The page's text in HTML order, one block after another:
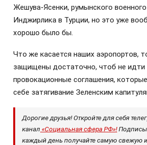
Жешува-Ясенки, румынского
Инджирлика в Турции, но это уже
хорошо было бы.
Что же касается наших аэропортов,
защищены достаточно, чтоб не идти
провокационные соглашения,
себе затягивание Зеленским
Дорогие друзья! Откройте для себя
канал «Социальная сфера РФ»!
каждый день получайте самую свежую